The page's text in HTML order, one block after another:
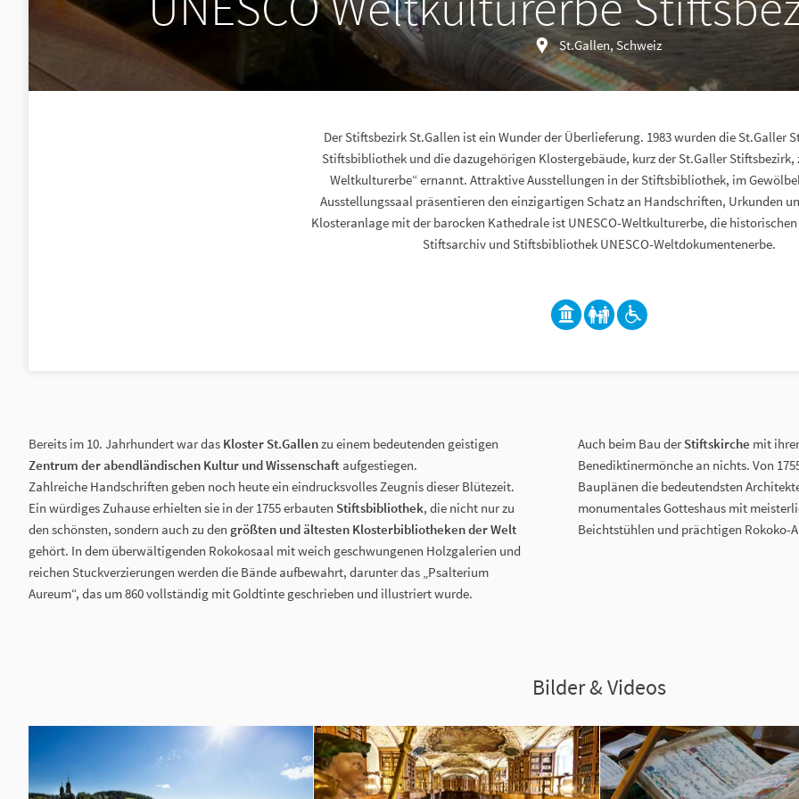
St.Gallen, Schweiz
Der Stiftsbezirk St.Gallen ist ein Wunder der Überlieferung. 1983 wurden die St.Galler
Stiftsbibliothek und die dazugehörigen Klostergebäude, kurz der St.Galler Stiftsbezirk,
Weltkulturerbe“ ernannt. Attraktive Ausstellungen in der Stiftsbibliothek, im
Ausstellungssaal präsentieren den einzigartigen Schatz an Handschriften, Urkunden
Klosteranlage mit der barocken Kathedrale ist UNESCO-Weltkulturerbe, die
Stiftsarchiv und Stiftsbibliothek UNESCO-Weltdokumentenerbe.
Bereits im 10. Jahrhundert war das Kloster St.Gallen zu einem bedeutenden geistigen
Zentrum der abendländischen Kultur und Wissenschaft aufgestiegen.
Zahlreiche Handschriften geben noch heute ein eindrucksvolles Zeugnis dieser Blütezeit.
Ein würdiges Zuhause erhielten sie in der 1755 erbauten Stiftsbibliothek, die nicht nur zu
den schönsten, sondern auch zu den größten und ältesten Klosterbibliotheken der Welt
gehört. In dem überwältigenden Rokokosaal mit weich geschwungenen Holzgalerien und
reichen Stuckverzierungen werden die Bände aufbewahrt, darunter das „Psalterium
Aureum“, das um 860 vollständig mit Goldtinte geschrieben und illustriert wurde.
Auch beim Bau derStiftskirche mit
Benediktinermönche an nichts. Von
Bauplänen die bedeutendsten
monumentales Gotteshaus mit
Beichtstühlen und prächtigen Rokoko-
Bilder & Videos